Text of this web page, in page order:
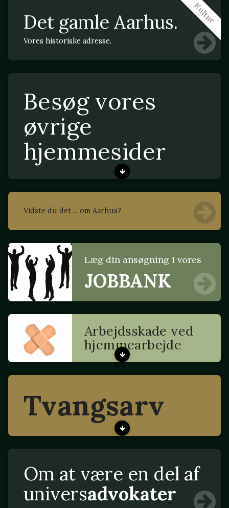
Kultur
Det gamle Aarhus.
Vores historiske adresse.
Besøg vores
øvrige
hjemmesider
Vidste du det ... om Aarhus?
Læg din ansøgning i vores
JOBBANK
Arbejdsskade ved
hjemmearbejde
Tvangsarv
Om at være en del af
universadvokater